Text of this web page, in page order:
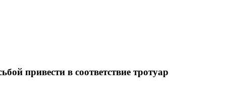
привести в соответствие тротуар